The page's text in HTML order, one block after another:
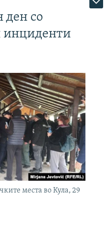
ден со
инциденти
места во Кула, 29